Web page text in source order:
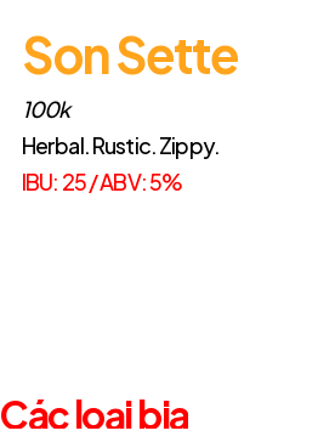
Son Sette
100k
Herbal. Rustic. Zippy.
IBU: 25 / ABV: 5%
Các loại bia